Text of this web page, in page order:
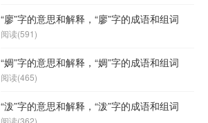
“廖”字的意思和解释，“廖”字的成语和组词
阅读(591)
“婤”字的意思和解释，“婤”字的成语和组词
阅读(465)
“泼”字的意思和解释，“泼”字的成语和组词
阅读(362)